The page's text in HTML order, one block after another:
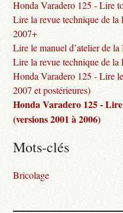
Honda Varadero 125 - Lire
Lire la revue technique de
2007+
Lire le manuel d’atelier de
Lire la revue technique de la
Honda Varadero 125 - Lire
2007 et postérieures)
Honda Varadero 125 -
(versions 2001 à 2006)
Mots-clés
Bricolage